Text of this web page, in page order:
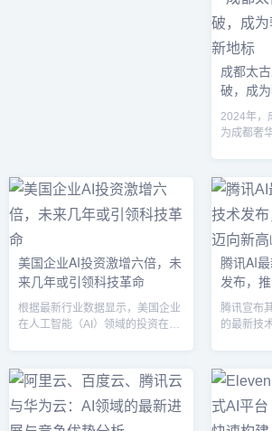
提供了智
数字化转
析腾讯在
展，帮助
术引领未
台升级：
进行全面
成都太
破，成
地标
2024年，
为成都奢
全球首发
验空间的
消费者带
体验，并
尚与奢侈
全球首个
华购物体
合尖端科
美国企业AI投资激增六倍，未
来几年或引领科技革命
根据最新行业数据显示，美国企业
在人工智能（AI）领域的投资在过
着AI技术的迅速发展，也反映了企
业对AI应用潜力的强烈信心。随着
AI技术的逐步成熟和多行业的深入
应用，美国正站在全球AI技术革命
腾讯AI
发布，
高峰
腾讯宣布
的最新技
语言处理
域，标志
再度迈上
发布不仅